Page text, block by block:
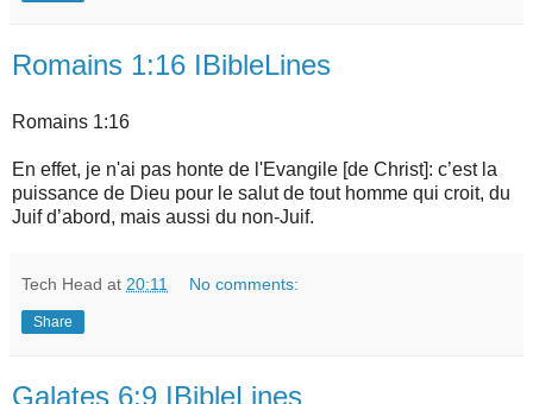
Romains 1:16 IBibleLines
Romains 1:16
En effet, je n'ai pas honte de l'Evangile [de Christ]: c’est la
puissance de Dieu pour le salut de tout homme qui croit, du
Juif d’abord, mais aussi du non-Juif.
Tech Head at 20:11 No comments:
Share
Galates 6:9 IBibleLines